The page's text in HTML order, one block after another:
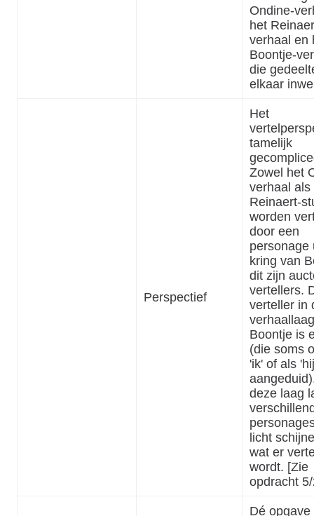
Ondine-
het
verhaal en
Boontje-
die
elkaar
Perspectief
Het
tamelijk
Zowel het
verhaal als
Reinaert-
worden
door een
personage
kring van
dit zijn
vertellers.
verteller in
Boontje is
(die soms
'ik' of als
deze laag
licht
wat er
wordt. [Zie
opdracht
Dé opgave